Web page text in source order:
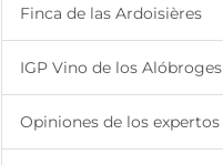
Finca de las Ardoisières
IGP Vino de los Alóbroges
Opiniones de los expertos